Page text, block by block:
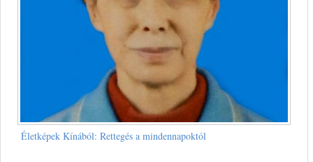
Életképek Kínából: Rettegés a mindennapoktól